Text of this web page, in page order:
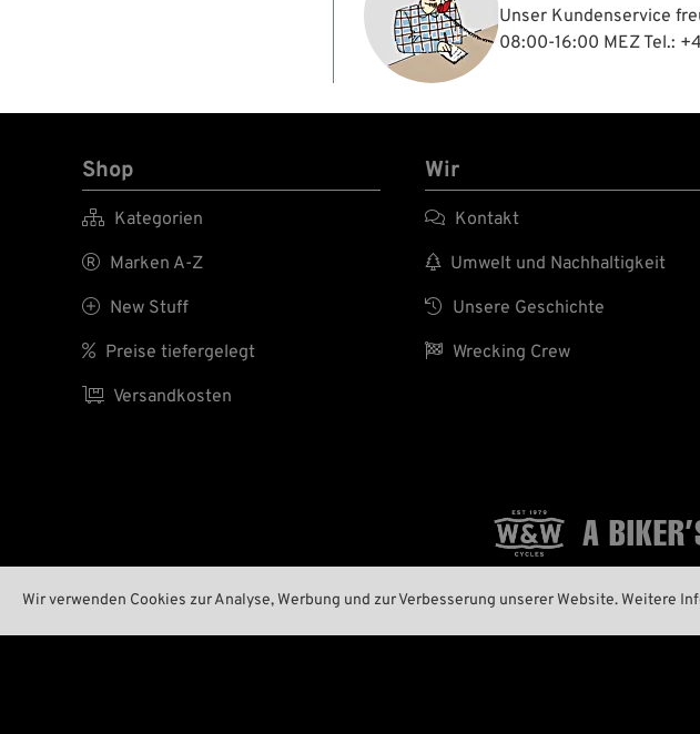
Wir verwenden Cookies zur Analyse, Werbung und zur Verbesserung unserer Website. Weitere
Unser Kundenservice
08:00-16:00 MEZ Tel.:
Shop
 Kategorien
 Marken A-Z
 New Stuff
 Preise tiefergelegt
 Versandkosten
Wir
 Kontakt
 Umwelt und Nachhaltigkeit
 Unsere Geschichte
 Wrecking Crew
A